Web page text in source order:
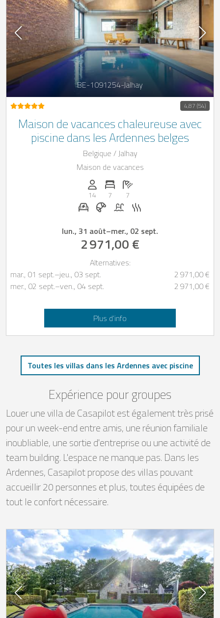
BE-1091254-Jalhay
4,87 (54)
Maison de vacances chaleureuse avec
piscine dans les Ardennes belges
Belgique / Jalhay
Maison de vacances
Personnes (max): 14
14
Nombre de chambres: 7
7
Nombre de salles de bain: 7
7
Station de recharge pour voiture
Petit-déjeuner réservable chez
Piscine
lun., 31 août–mer., 02 sept.
2 971,00 €
Alternatives:
mar., 01 sept.–jeu., 03 sept.
2 971,00 €
mer., 02 sept.–ven., 04 sept. 2 971,00 €
Plus d’info
Toutes les villas dans les Ardennes avec piscine
Expérience pour groupes
Louer une villa de Casapilot est également très prisé
pour un week-end entre amis, une réunion familiale
inoubliable, une sortie d'entreprise ou une activité de
team building. L'espace ne manque pas. Dans les
Ardennes, Casapilot propose des villas pouvant
accueillir 20 personnes et plus, toutes équipées de
tout le confort nécessaire.